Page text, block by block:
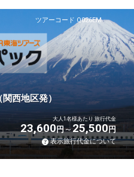
ツアーコード Q026EM
西地区発）
大人1名様あたり 旅行代金
23,600円 25,500円
表示旅行代金について